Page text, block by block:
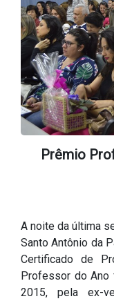
Prêmio
A noite da última
Santo Antônio da
Certificado de
Professor do Ano
2015, pela ex-